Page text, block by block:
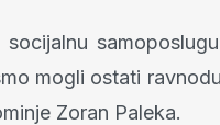
mogli ostati
Zoran Paleka.